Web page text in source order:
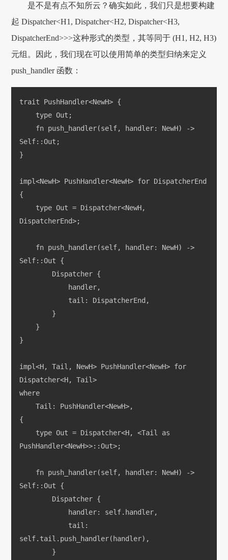
是不是有点不知所云？确实如此，我们只是想要构建
起 Dispatcher<H1, Dispatcher<H2, Dispatcher<H3,
DispatcherEnd>>>这种形式的类型，其等同于 (H1, H2, H3)
元组。因此，我们现在可以使用简单的类型归纳来定义
push_handler 函数：
trait PushHandler<NewH> {
    type Out;
Self::Out;
}
impl<NewH> PushHandler<NewH> for DispatcherEnd
{
DispatcherEnd>;
Self::Out {
        Dispatcher {
            handler,
            tail: DispatcherEnd,
        }
    }
}
impl<H, Tail, NewH> PushHandler<NewH> for
Dispatcher<H, Tail>
where
    Tail: PushHandler<NewH>,
{
PushHandler<NewH>>::Out>;
Self::Out {
        Dispatcher {
            handler: self.handler,
self.tail.push_handler(handler),
        }